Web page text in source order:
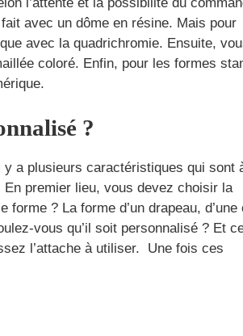
avec un dôme en résine. Mais pour
avec la quadrichromie. Ensuite,
coloré. Enfin, pour les formes
?
a plusieurs caractéristiques qui sont
premier lieu, vous devez choisir la
? La forme d’un drapeau, d’une
vous qu’il soit personnalisé ? Et
l’attache à utiliser. Une fois ces